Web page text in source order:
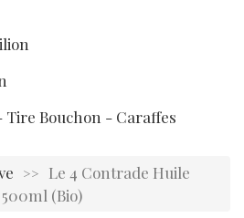
Tire Bouchon - Caraffes
>>
Le 4 Contrade Huile
(Bio)